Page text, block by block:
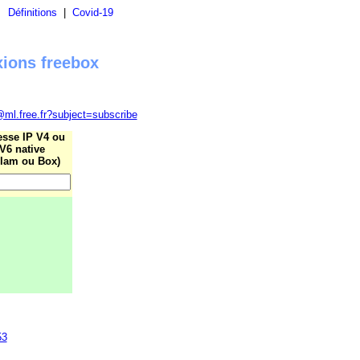
Définitions Covid-19
freebox
IP V4 ou
V6 native
ou Box)